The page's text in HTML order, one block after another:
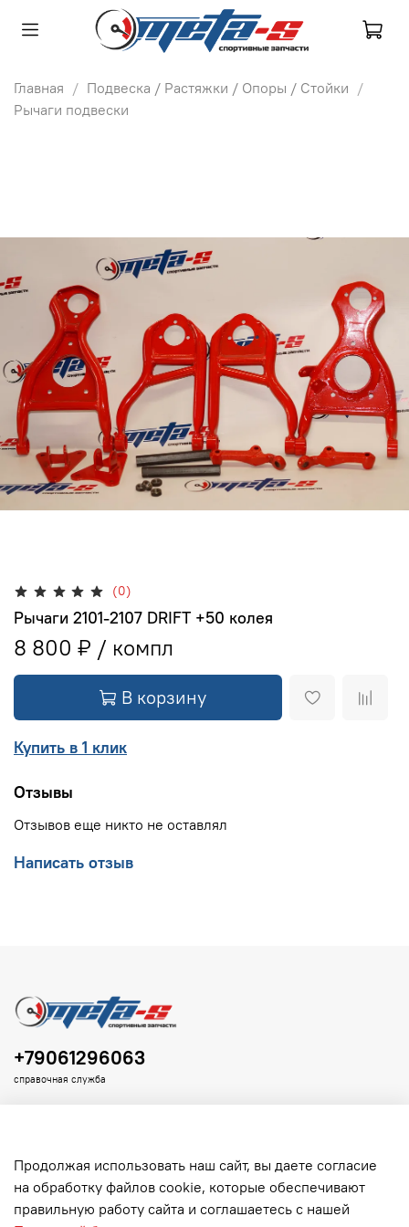
Главная
Подвеска / Растяжки / Опоры / Стойки
Рычаги подвески
(0)
Рычаги 2101-2107 DRIFT +50 колея
8 800 ₽
В корзину
Купить в 1 клик
Отзывы
Отзывов еще никто не оставлял
Написать отзыв
Клиенту
+79061296063
справочная служба
Продолжая использовать наш сайт, вы даете согласие
на обработку файлов cookie, которые обеспечивают
правильную работу сайта и соглашаетесь с нашей